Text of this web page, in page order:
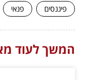
פיננסים פנאי
המשך לעוד